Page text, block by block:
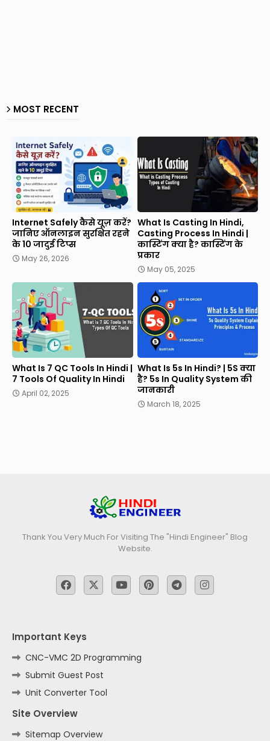
MOST RECENT
Internet Safely कैसे यूज़ करें?
जानिए ऑनलाइन सुरक्षित रहने
के 10 जादुई टिप्स
May 26, 2026
What Is Casting In Hindi,
Casting Process In Hindi |
कास्टिंग क्या है? कास्टिंग के
प्रकार
May 05, 2025
What Is 7 QC Tools In Hindi |
7 Tools Of Quality In Hindi
April 02, 2025
What Is 5s In Hindi? | 5S क्या
है? 5s In Quality System की
जानकारी
March 18, 2025
Thank You Very Much For Visiting The "Hindi Engineer" Blog
Website.
Important Keys
CNC-VMC 2D Programming
Submit Guest Post
Unit Converter Tool
Site Overview
Sitemap Overview